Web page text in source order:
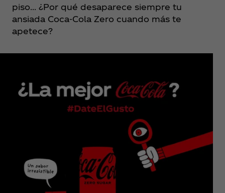
piso… ¿Por qué desaparece siempre tu
ansiada Coca‑Cola Zero cuando más te
apetece?